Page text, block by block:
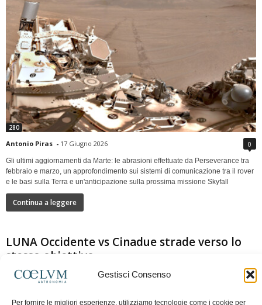
Gestisci Consenso
Per fornire le migliori esperienze, utilizziamo tecnologie come i cookie per
280
Antonio Piras - 17 Giugno 2026 0
Gli ultimi aggiornamenti da Marte: le abrasioni effettuate da Perseverance tra
febbraio e marzo, un approfondimento sui sistemi di comunicazione tra il rover
e le basi sulla Terra e un'anticipazione sulla prossima missione Skyfall
Continua a leggere
LUNA Occidente vs Cinadue strade verso lo
stesso obiettivo